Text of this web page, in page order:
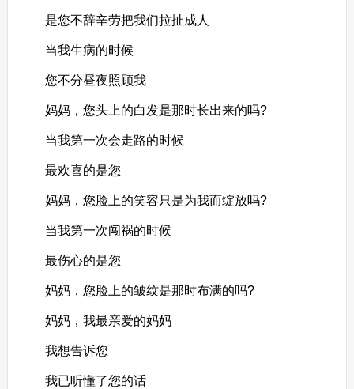
是您不辞辛劳把我们拉扯成人
当我生病的时候
您不分昼夜照顾我
妈妈，您头上的白发是那时长出来的吗?
当我第一次会走路的时候
最欢喜的是您
妈妈，您脸上的笑容只是为我而绽放吗?
当我第一次闯祸的时候
最伤心的是您
妈妈，您脸上的皱纹是那时布满的吗?
妈妈，我最亲爱的妈妈
我想告诉您
我已听懂了您的话